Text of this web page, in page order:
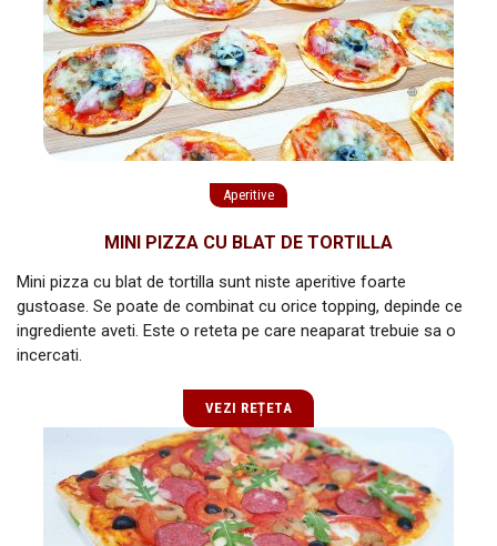
Aperitive
MINI PIZZA CU BLAT DE TORTILLA
Mini pizza cu blat de tortilla sunt niste aperitive foarte
gustoase. Se poate de combinat cu orice topping, depinde ce
ingrediente aveti. Este o reteta pe care neaparat trebuie sa o
incercati.
VEZI REȚETA